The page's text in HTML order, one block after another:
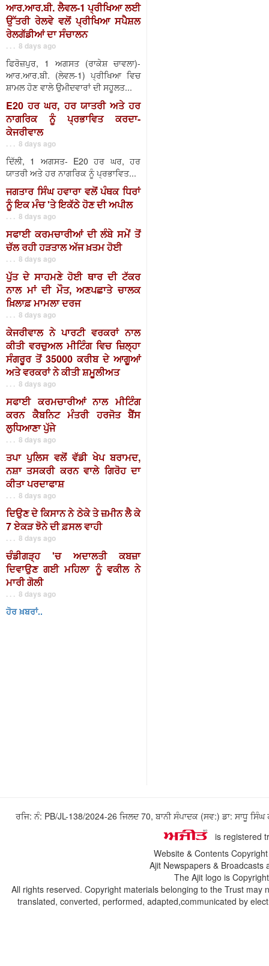
ਆਰ.ਆਰ.ਬੀ. ਲੈਵਲ-1 ਪ੍ਰੀਖਿਆ ਲਈ
ਉੱਤਰੀ ਰੇਲਵੇ ਵਲੋਂ ਪ੍ਰੀਖਿਆ ਸਪੈਸ਼ਲ
ਰੇਲਗੱਡੀਆਂ ਦਾ ਸੰਚਾਲਨ
. . . 8 days ago
ਫਿਰੋਜ਼ਪੁਰ, 1 ਅਗਸਤ (ਰਾਕੇਸ਼ ਚਾਵਲਾ)-
ਆਰ.ਆਰ.ਬੀ. (ਲੇਵਲ-1) ਪ੍ਰੀਖਿਆ ਵਿਚ
ਸ਼ਾਮਲ ਹੋਣ ਵਾਲੇ ਉਮੀਦਵਾਰਾਂ ਦੀ ਸਹੂਲਤ...
E20 ਹਰ ਘਰ, ਹਰ ਯਾਤਰੀ ਅਤੇ ਹਰ
ਨਾਗਰਿਕ ਨੂੰ ਪ੍ਰਭਾਵਿਤ ਕਰਦਾ-
ਕੇਜਰੀਵਾਲ
. . . 8 days ago
ਦਿੱਲੀ, 1 ਅਗਸਤ- E20 ਹਰ ਘਰ, ਹਰ
ਯਾਤਰੀ ਅਤੇ ਹਰ ਨਾਗਰਿਕ ਨੂੰ ਪ੍ਰਭਾਵਿਤ...
ਜਗਤਾਰ ਸਿੰਘ ਹਵਾਰਾ ਵਲੋਂ ਪੰਥਕ ਧਿਰਾਂ
ਨੂੰ ਇਕ ਮੰਚ 'ਤੇ ਇਕੱਠੇ ਹੋਣ ਦੀ ਅਪੀਲ
. . . 8 days ago
ਸਫਾਈ ਕਰਮਚਾਰੀਆਂ ਦੀ ਲੰਬੇ ਸਮੇਂ ਤੋਂ
ਚੱਲ ਰਹੀ ਹੜਤਾਲ ਅੱਜ ਖ਼ਤਮ ਹੋਈ
. . . 8 days ago
ਪੁੱਤ ਦੇ ਸਾਹਮਣੇ ਹੋਈ ਥਾਰ ਦੀ ਟੱਕਰ
ਨਾਲ ਮਾਂ ਦੀ ਮੌਤ, ਅਣਪਛਾਤੇ ਚਾਲਕ
ਖ਼ਿਲਾਫ਼ ਮਾਮਲਾ ਦਰਜ
. . . 8 days ago
ਕੇਜਰੀਵਾਲ ਨੇ ਪਾਰਟੀ ਵਰਕਰਾਂ ਨਾਲ
ਕੀਤੀ ਵਰਚੁਅਲ ਮੀਟਿੰਗ ਵਿਚ ਜ਼ਿਲ੍ਹਾ
ਸੰਗਰੂਰ ਤੋਂ 35000 ਕਰੀਬ ਦੇ ਆਗੂਆਂ
ਅਤੇ ਵਰਕਰਾਂ ਨੇ ਕੀਤੀ ਸ਼ਮੂਲੀਅਤ
. . . 8 days ago
ਸਫਾਈ ਕਰਮਚਾਰੀਆਂ ਨਾਲ ਮੀਟਿੰਗ
ਕਰਨ ਕੈਬਨਿਟ ਮੰਤਰੀ ਹਰਜੋਤ ਬੈਂਸ
ਲੁਧਿਆਣਾ ਪੁੱਜੇ
. . . 8 days ago
ਤਪਾ ਪੁਲਿਸ ਵਲੋਂ ਵੱਡੀ ਖੇਪ ਬਰਾਮਦ,
ਨਸ਼ਾ ਤਸਕਰੀ ਕਰਨ ਵਾਲੇ ਗਿਰੋਹ ਦਾ
ਕੀਤਾ ਪਰਦਾਫਾਸ਼
. . . 8 days ago
ਦਿਉਣ ਦੇ ਕਿਸਾਨ ਨੇ ਠੇਕੇ ਤੇ ਜ਼ਮੀਨ ਲੈ ਕੇ
7 ਏਕੜ ਝੋਨੇ ਦੀ ਫ਼ਸਲ ਵਾਹੀ
. . . 8 days ago
ਚੰਡੀਗੜ੍ਹ 'ਚ ਅਦਾਲਤੀ ਕਬਜ਼ਾ
ਦਿਵਾਉਣ ਗਈ ਮਹਿਲਾ ਨੂੰ ਵਕੀਲ ਨੇ
ਮਾਰੀ ਗੋਲੀ
. . . 8 days ago
ਹੋਰ ਖ਼ਬਰਾਂ..
ਰਜਿ: ਨੰ: PB/JL-138/2024-26 ਜਿਲਦ 70, ਬਾਨੀ ਸੰਪਾਦਕ (ਸਵ:) ਡਾ: ਸਾਧੂ
is registered
Website & Contents
Ajit Newspapers &
The Ajit logo is
All rights reserved. Copyright materials belonging to the Trust
translated, converted, performed, adapted,communicated by